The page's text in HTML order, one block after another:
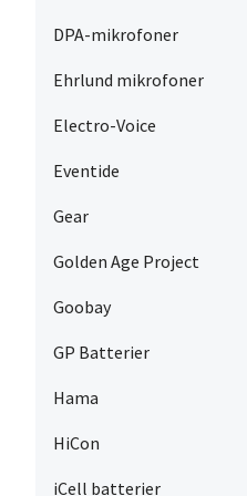
DPA-mikrofoner
Ehrlund mikrofoner
Electro-Voice
Eventide
Gear
Golden Age Project
Goobay
GP Batterier
Hama
HiCon
iCell batterier